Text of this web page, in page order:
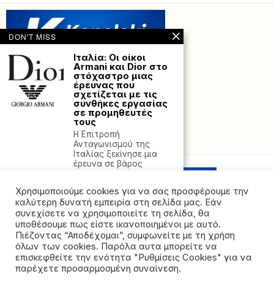
by Hostville”)
©2026 - All rights reserved. Απαγορεύεται ρητά η
αναδημοσίευση χωρίς προηγούμενη έγγραφη άδεια
Χρησιμοποιούμε cookies για να σας προσφέρουμε την
καλύτερη δυνατή εμπειρία στη σελίδα μας. Εάν
συνεχίσετε να χρησιμοποιείτε τη σελίδα, θα
υποθέσουμε πως είστε ικανοποιημένοι με αυτό.
Πιέζοντας “Αποδέχομαι”, συμφωνείτε με τη χρήση
όλων των cookies. Παρόλα αυτα μπορείτε να
επισκεφθείτε την ενότητα "Ρυθμίσεις Cookies" για να
παρέχετε προσαρμοσμένη συναίνεση.
DON'T MISS
Ιταλία: Οι οίκοι
Armani και Dior στο
στόχαστρο μιας
έρευνας που
σχετίζεται με τις
συνθήκες εργασίας
σε προμηθευτές
τους
Η Επιτροπή
Ανταγωνισμού της
Ιταλίας ξεκίνησε μια
έρευνα σε βάρος
νοσοκομείο
Πρέβεζας λόγω
έξαρσης των
λοιμώξεων-
Επανέρχεται η
χρήση μάσκας και το
περιορισμένο
επισκεπτήριο
Μέτρα που αφορούν τη